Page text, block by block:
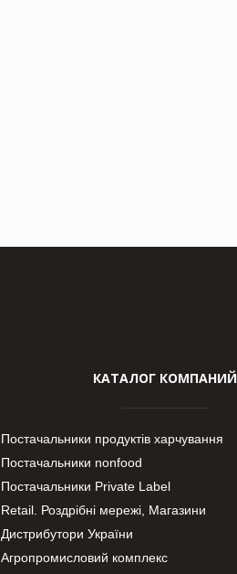
КАТАЛОГ КОМПАНИЙ
Постачальники продуктів харчування
Постачальники nonfood
Постачальники Private Label
Retail. Роздрібні мережі, Магазини
Дистрибутори України
Агропромисловий комплекс